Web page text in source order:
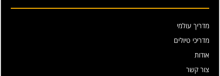
מדריך עולמי
מדריכי טיולים
אודות
צור קשר